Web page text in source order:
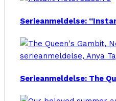
Serieanmeldelse:
Serieanmeldelse: The